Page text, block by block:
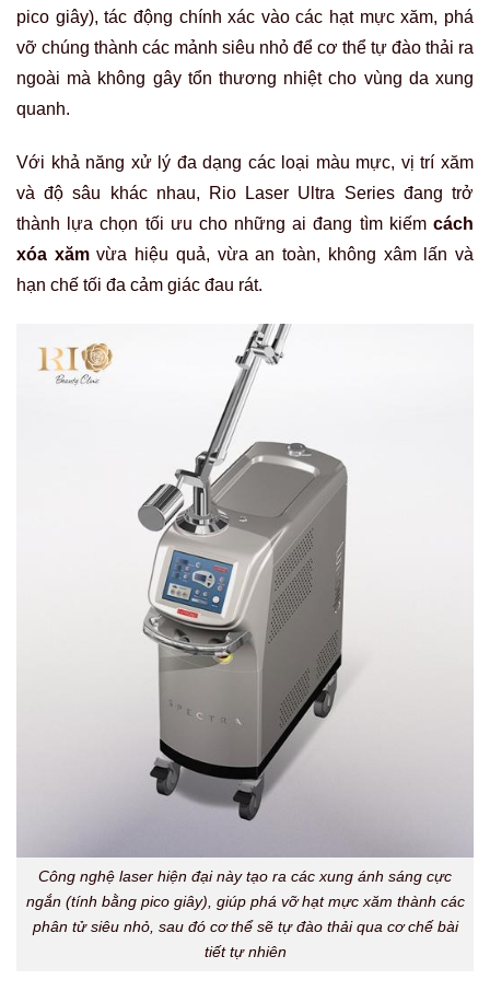
pico giây), tác động chính xác vào các hạt mực xăm, phá
vỡ chúng thành các mảnh siêu nhỏ để cơ thể tự đào thải ra
ngoài mà không gây tổn thương nhiệt cho vùng da xung
quanh.
Với khả năng xử lý đa dạng các loại màu mực, vị trí xăm
và độ sâu khác nhau, Rio Laser Ultra Series đang trở
thành lựa chọn tối ưu cho những ai đang tìm kiếm cách
xóa xămvừa hiệu quả, vừa an toàn, không xâm lấn và
hạn chế tối đa cảm giác đau rát.
Công nghệ laser hiện đại này tạo ra các xung ánh sáng cực
ngắn (tính bằng pico giây), giúp phá vỡ hạt mực xăm thành các
phân tử siêu nhỏ, sau đó cơ thể sẽ tự đào thải qua cơ chế bài
tiết tự nhiên